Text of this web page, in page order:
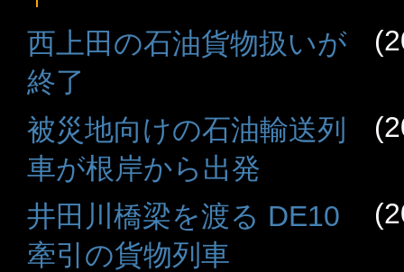
西上田の石油貨物扱いが
終了
被災地向けの石油輸送列
車が根岸から出発
井田川橋梁を渡る DE10
牽引の貨物列車